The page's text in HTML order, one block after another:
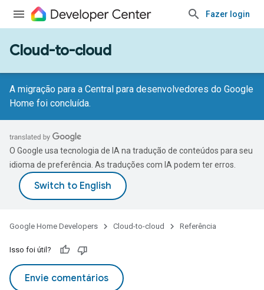
Fazer login
Cloud-to-cloud
A migração para a Central para desenvolvedores do Google
Home foi concluída.
O Google usa tecnologia de IA na tradução de conteúdos para seu
idioma de preferência. As traduções com IA podem ter erros.
Google Home Developers Cloud-to-cloud Referência
Isso foi útil?
Envie comentários